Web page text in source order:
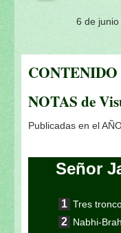
6 de
CONTENIDO
NOTAS de
Publicadas en el
Señor
Tres
Nabhi-